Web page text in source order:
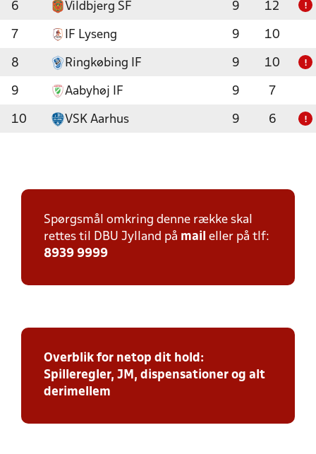
6 Vildbjerg SF 9 12 !
7 IF Lyseng 9 10
8 Ringkøbing IF 9 10 !
9 Aabyhøj IF 9 7
10 VSK Aarhus 9 6 !
Spørgsmål omkring denne række skal
rettes til DBU Jylland på mail eller på tlf:
8939 9999
Overblik for netop dit hold:
Spilleregler, JM, dispensationer og alt
derimellem